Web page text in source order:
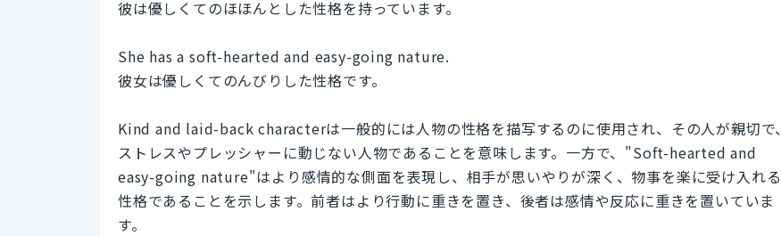
彼は優しくてのほほんとした性格を持っています。
She has a soft-hearted and easy-going nature.
彼女は優しくてのんびりした性格です。
Kind and laid-back characterは一般的には人物の性格を描写するのに使用され、その人が親切で、
ストレスやプレッシャーに動じない人物であることを意味します。一方で、"Soft-hearted and
easy-going nature"はより感情的な側面を表現し、相手が思いやりが深く、物事を楽に受け入れる
性格であることを示します。前者はより行動に重きを置き、後者は感情や反応に重きを置いていま
す。